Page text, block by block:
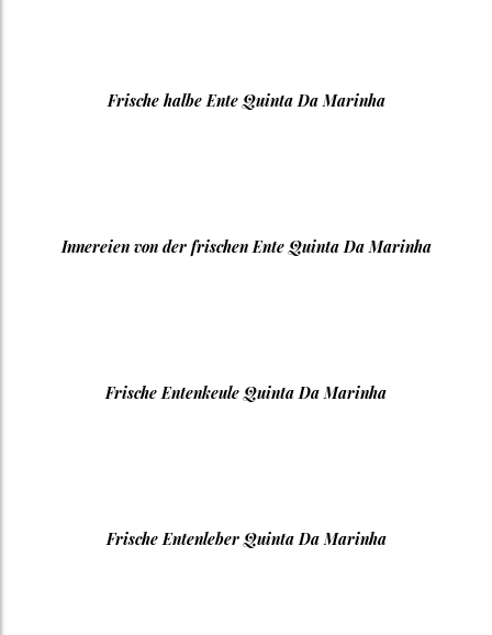
Frische halbe Ente Quinta Da Marinha
Innereien von der frischen Ente Quinta Da Marinha
Frische Entenkeule Quinta Da Marinha
Frische Entenleber Quinta Da Marinha